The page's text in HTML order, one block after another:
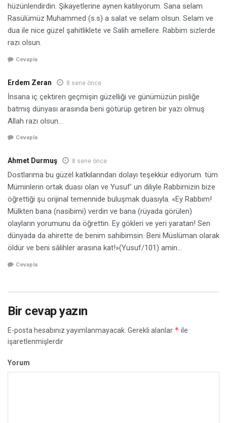
hüzünlendirdin. Şikayetlerine aynen katılıyorum. Sana selam
Rasülümüz Muhammed (s.s) a salat ve selam olsun. Selam ve
dua ile nice güzel şahitliklete ve Salih amellere. Rabbim sizlerde
razı olsun.
Cevapla
Erdem Zeran 8 sene önce
İnsana iç çektiren geçmişin güzelliği ve günümüzün pisliğe
batmış dünyası arasında beni götürüp getiren bir yazı olmuş
Allah razı olsun…
Cevapla
Ahmet Durmuş 8 sene önce
Dostlarıma bu güzel katkılarından dolayı teşekkür ediyorum. tüm
Müminlerin ortak duası olan ve Yusuf’ un diliyle Rabbimizin bize
öğrettiği şu orijinal temennide buluşmak duasıyla. «Ey Rabbım!
Mülkten bana (nasibimi) verdin ve bana (rüyada görülen)
olayların yorumunu da öğrettin. Ey gökleri ve yeri yaratan! Sen
dünyada da ahirette de benim sahibimsin. Beni Müslüman olarak
öldür ve beni sâlihler arasına kat!»(Yusuf/101) amin…
Cevapla
Bir cevap yazın
E-posta hesabınız yayımlanmayacak. Gerekli alanlar * ile
işaretlenmişlerdir
Yorum